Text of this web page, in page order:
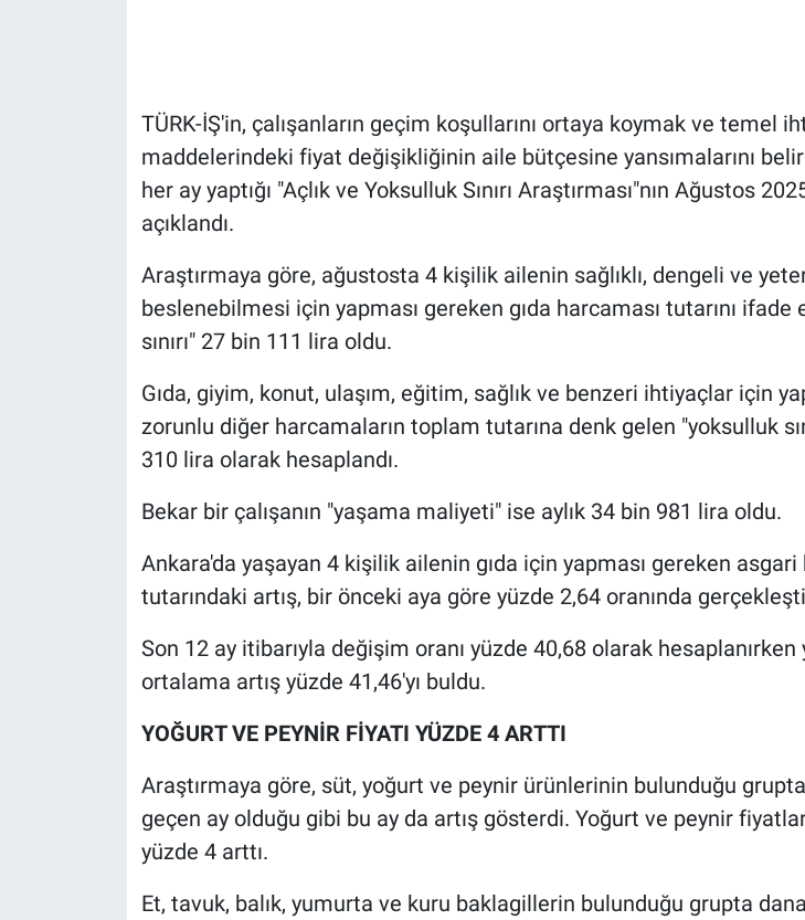
TÜRK-İŞ'in, çalışanların geçim koşullarını ortaya koymak ve temel
maddelerindeki fiyat değişikliğinin aile bütçesine yansımalarını
her ay yaptığı "Açlık ve Yoksulluk Sınırı Araştırması"nın Ağustos
açıklandı.
Araştırmaya göre, ağustosta 4 kişilik ailenin sağlıklı, dengeli ve
beslenebilmesi için yapması gereken gıda harcaması tutarını ifade
sınırı" 27 bin 111 lira oldu.
Gıda, giyim, konut, ulaşım, eğitim, sağlık ve benzeri ihtiyaçlar için
zorunlu diğer harcamaların toplam tutarına denk gelen "yoksulluk
310 lira olarak hesaplandı.
Bekar bir çalışanın "yaşama maliyeti" ise aylık 34 bin 981 lira oldu.
Ankara'da yaşayan 4 kişilik ailenin gıda için yapması gereken
tutarındaki artış, bir önceki aya göre yüzde 2,64 oranında
Son 12 ay itibarıyla değişim oranı yüzde 40,68 olarak hesaplanırken
ortalama artış yüzde 41,46'yı buldu.
YOĞURT VE PEYNİR FİYATI YÜZDE 4 ARTTI
Araştırmaya göre, süt, yoğurt ve peynir ürünlerinin bulunduğu
geçen ay olduğu gibi bu ay da artış gösterdi. Yoğurt ve peynir
yüzde 4 arttı.
Et, tavuk, balık, yumurta ve kuru baklagillerin bulunduğu grupta
Günün görüntüsü
Koronavirüs
Kültür Sanat
Ne demişti
Teknoloji
Türkiye'nin Geleceği
Türkiye'nin Gündemi